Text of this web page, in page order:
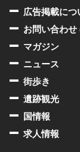
広告掲載に
お問い合わ
マガジン
ニュース
街歩き
遺跡観光
国情報
求人情報